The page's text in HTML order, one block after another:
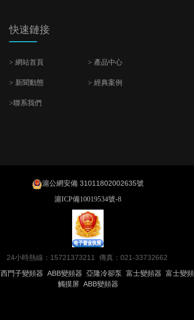
快速鏈接
> 網站首頁 > 產品中心
> 新聞動態 > 經典案例
>聯系我們
滬公網安備 31011802002635號
滬ICP備10019534號-8
24小時熱線：15721373211 傳真：021-33732662
西門子變頻器 ABB變頻器 亞隆冷卻泵 富士變頻器 富士變
觸摸屏 ABB變頻器